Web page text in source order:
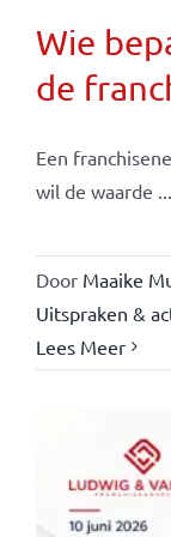
Wie
de
Een
wil de waarde ...
Door Maaike
Uitspraken &
Lees Meer